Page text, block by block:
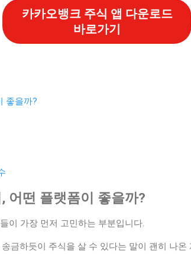
카카오뱅크 주식 앱 다운로드
바로가기
좋을까?
어떤 플랫폼이 좋을까?
이 가장 먼저 고민하는 부분입니다.
금하듯이 주식을 살 수 있다는 말이 괜히 나